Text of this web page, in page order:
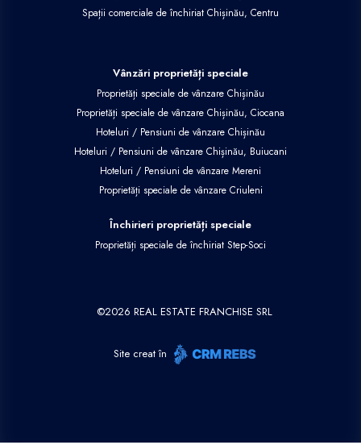
Spații comerciale de închiriat Chișinău, Centru
Vânzări proprietăți speciale
Proprietăți speciale de vânzare Chișinău
Proprietăți speciale de vânzare Chișinău, Ciocana
Hoteluri / Pensiuni de vânzare Chișinău
Hoteluri / Pensiuni de vânzare Chișinău, Buiucani
Hoteluri / Pensiuni de vânzare Mereni
Proprietăți speciale de vânzare Criuleni
Închirieri proprietăți speciale
Proprietăți speciale de închiriat Step-Soci
©2026 REAL ESTATE FRANCHISE SRL
Site creat în